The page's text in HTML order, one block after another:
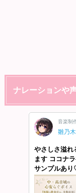
ナレーションや